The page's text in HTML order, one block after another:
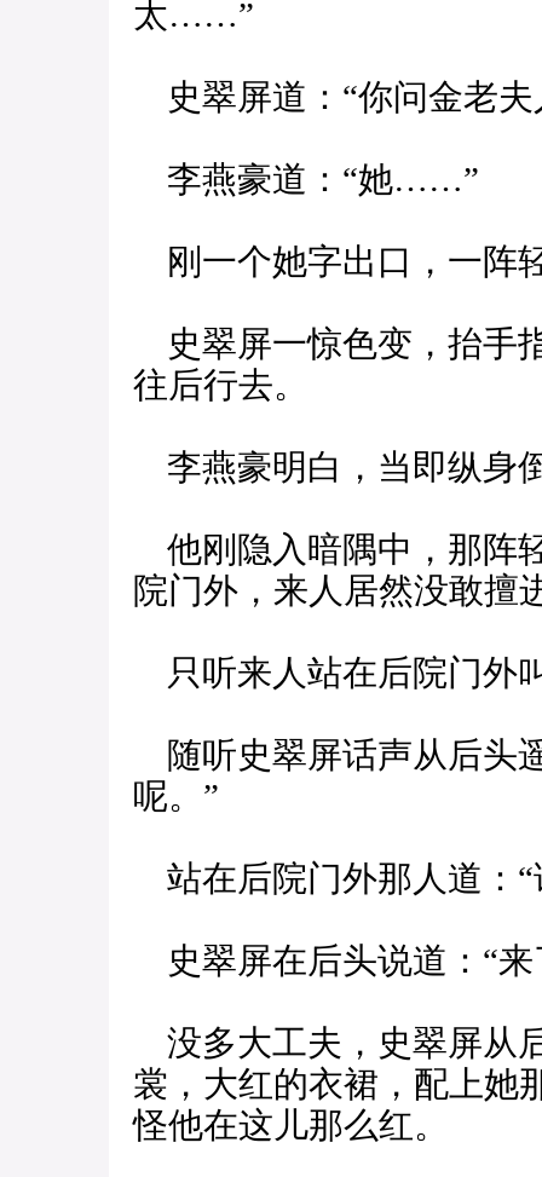
太……”
史翠屏道：“你问金老
李燕豪道：“她……”
刚一个她字出口，一阵
史翠屏一惊色变，抬手
往后行去。
李燕豪明白，当即纵身
他刚隐入暗隅中，那阵
院门外，来人居然没敢擅
只听来人站在后院门外
随听史翠屏话声从后头
呢。”
站在后院门外那人道：“
史翠屏在后头说道：“来
没多大工夫，史翠屏从
裳，大红的衣裙，配上她
怪他在这儿那么红。